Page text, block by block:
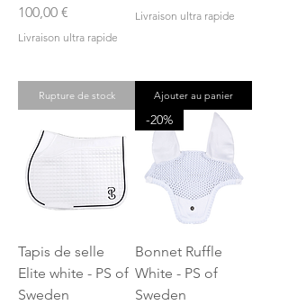
Prix
100,00 €
Livraison ultra rapide
Rupture de stock
Livraison ultra rapide
Ajouter au panier
Tapis de selle
Elite white - PS of
Sweden
-20%
Bonnet Ruffle
White - PS of
Sweden